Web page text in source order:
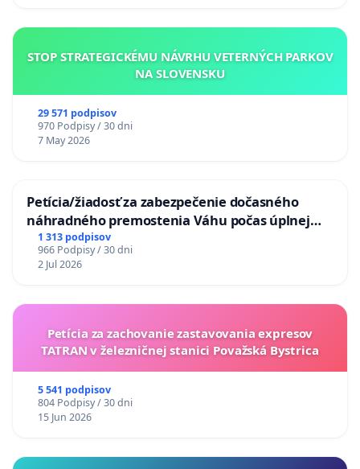
STOP STRATEGICKÉMU NÁVRHU VETERNÝCH PARKOV
NA SLOVENSKU
29 571 podpisov
970 Podpisy / 30 dni
7 May 2026
Petícia/žiadosť za zabezpečenie dočasného
náhradného premostenia Váhu počas úplnej
uzávery Vážskeho mosta v Komárne
1 313 podpisov
966 Podpisy / 30 dni
2 Jul 2026
Petícia za zachovanie zastavovania expresov
TATRAN v železničnej stanici Považská Bystrica
5 541 podpisov
804 Podpisy / 30 dni
15 Jun 2026